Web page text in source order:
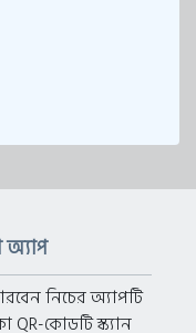
অ্যাপ
নিচের অ্যাপটি
QR-কোডটি স্ক্যান